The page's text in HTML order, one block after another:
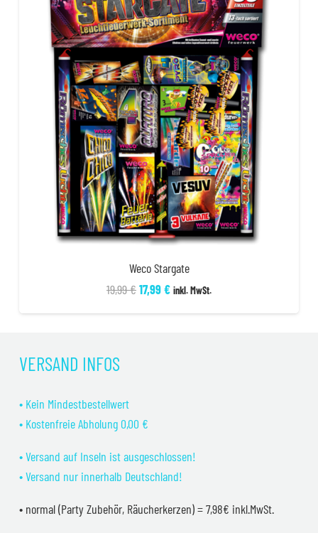
Weco Stargate
19,99€Ursprünglicher
17,99€Aktueller
inkl. MwSt.
VERSAND INFOS
• Kein Mindestbestellwert
• Kostenfreie Abholung 0,00 €
• Versand auf Inseln ist ausgeschlossen!
• Versand nur innerhalb Deutschland!
• normal (Party Zubehör, Räucherkerzen) = 7,98€ inkl.MwSt.